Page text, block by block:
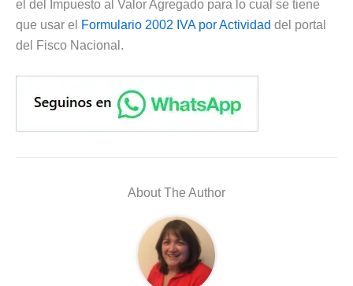
el del Impuesto al Valor Agregado para lo cual se tiene
que usar el
Formulario 2002 IVA por Actividad del portal
del Fisco Nacional.
About The Author